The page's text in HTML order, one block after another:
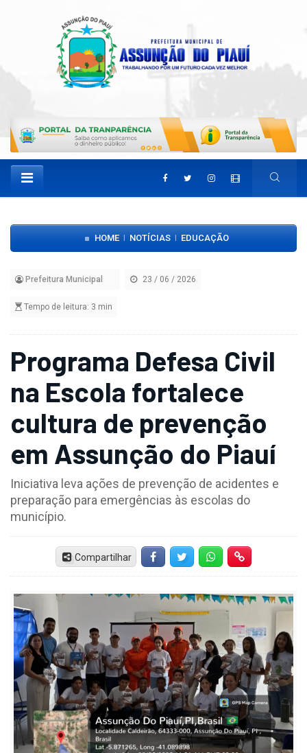
HOME NOTÍCIAS EDUCAÇÃO
Prefeitura Municipal 23 / 06 / 2026
Tempo de leitura: 3 min
Programa Defesa Civil
na Escola fortalece
cultura de prevenção
em Assunção do Piauí
Iniciativa leva ações de prevenção de acidentes e
preparação para emergências às escolas do
município.
Compartilhar FacebookTwitter Whatsapp